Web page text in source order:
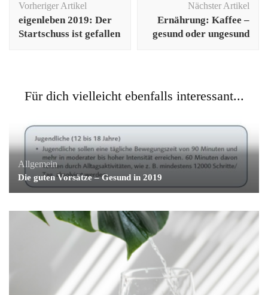
Vorheriger Artikel
eigenleben 2019: Der
Startschuss ist gefallen
Nächster Artikel
Ernährung: Kaffee –
gesund oder ungesund
Für dich vielleicht ebenfalls interessant...
Allgemein
Die guten Vorsätze – Gesund in 2019